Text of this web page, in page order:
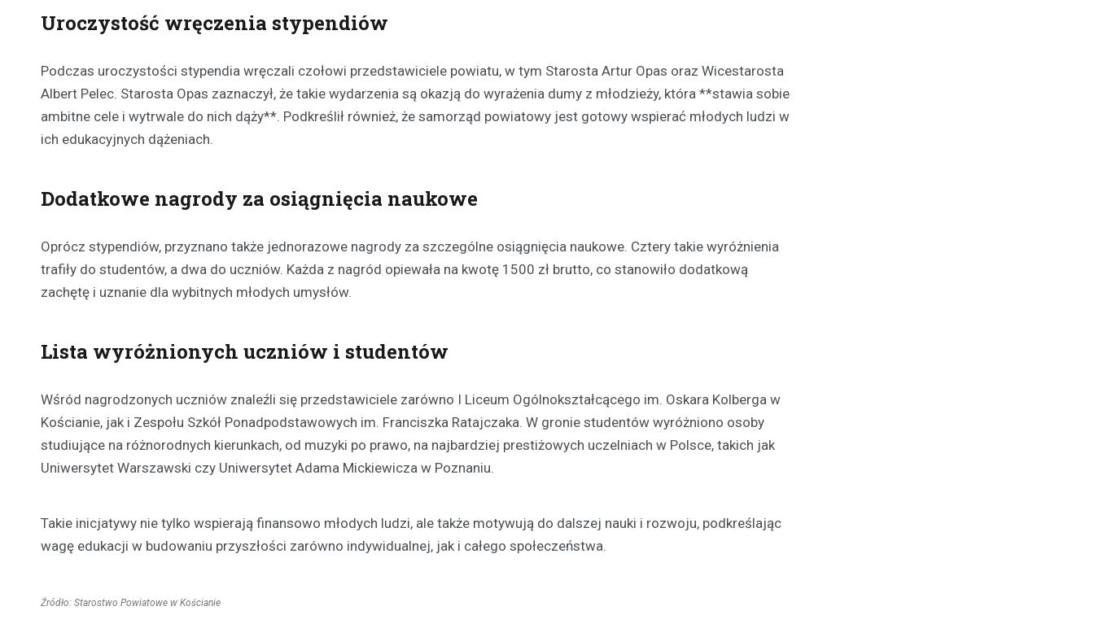
Uroczystość wręczenia stypendiów
Podczas uroczystości stypendia wręczali czołowi przedstawiciele powiatu, w tym Starosta Artur Opas oraz Wicestarosta
Albert Pelec. Starosta Opas zaznaczył, że takie wydarzenia są okazją do wyrażenia dumy z młodzieży, która **stawia sobie
ambitne cele i wytrwale do nich dąży**. Podkreślił również, że samorząd powiatowy jest gotowy wspierać młodych ludzi w
ich edukacyjnych dążeniach.
Dodatkowe nagrody za osiągnięcia naukowe
Oprócz stypendiów, przyznano także jednorazowe nagrody za szczególne osiągnięcia naukowe. Cztery takie wyróżnienia
trafiły do studentów, a dwa do uczniów. Każda z nagród opiewała na kwotę 1500 zł brutto, co stanowiło dodatkową
zachętę i uznanie dla wybitnych młodych umysłów.
Lista wyróżnionych uczniów i studentów
Wśród nagrodzonych uczniów znaleźli się przedstawiciele zarówno I Liceum Ogólnokształcącego im. Oskara Kolberga w
Kościanie, jak i Zespołu Szkół Ponadpodstawowych im. Franciszka Ratajczaka. W gronie studentów wyróżniono osoby
studiujące na różnorodnych kierunkach, od muzyki po prawo, na najbardziej prestiżowych uczelniach w Polsce, takich jak
Uniwersytet Warszawski czy Uniwersytet Adama Mickiewicza w Poznaniu.
Takie inicjatywy nie tylko wspierają finansowo młodych ludzi, ale także motywują do dalszej nauki i rozwoju, podkreślając
wagę edukacji w budowaniu przyszłości zarówno indywidualnej, jak i całego społeczeństwa.
Źródło: Starostwo Powiatowe w Kościanie